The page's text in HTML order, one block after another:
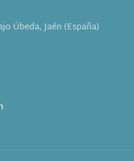
Úbeda, Jaén (España)